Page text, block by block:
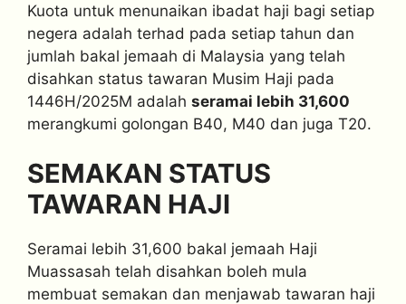
Kuota untuk menunaikan ibadat haji bagi setiap
negera adalah terhad pada setiap tahun dan
jumlah bakal jemaah di Malaysia yang telah
disahkan status tawaran Musim Haji pada
1446H/2025M adalah seramai lebih 31,600
merangkumi golongan B40, M40 dan juga T20.
SEMAKAN STATUS
TAWARAN HAJI
Seramai lebih 31,600 bakal jemaah Haji
Muassasah telah disahkan boleh mula
membuat semakan dan menjawab tawaran haji